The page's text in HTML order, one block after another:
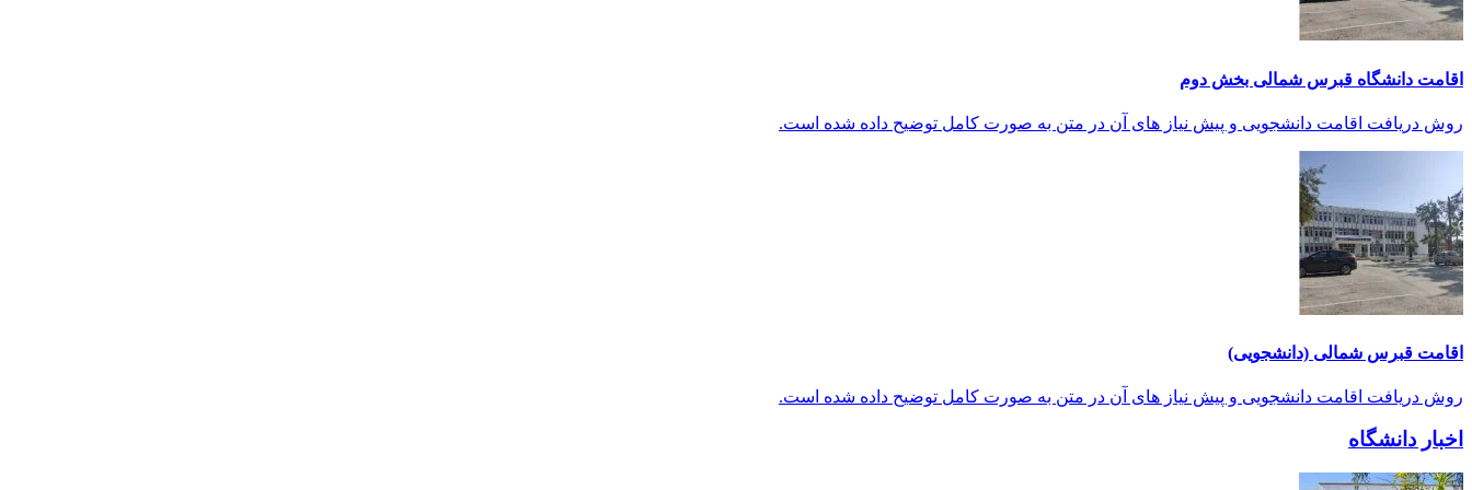
اقامت دانشگاه قبرس شمالی بخش دوم
روش دریافت اقامت دانشجویی و پیش نیاز های آن در متن به صورت کامل توضیح داده شده است.
اقامت قبرس شمالی (دانشجویی)
روش دریافت اقامت دانشجویی و پیش نیاز های آن در متن به صورت کامل توضیح داده شده است.
اخبار دانشگاه